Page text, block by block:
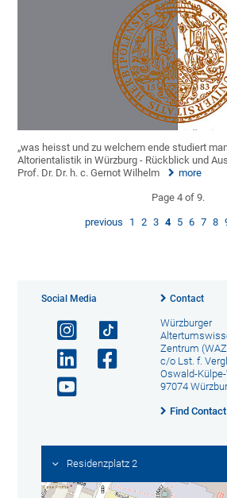
„was heisst und zu welchem ende studiert
Altorientalistik in Würzburg - Rückblick und
Prof. Dr. Dr. h. c. Gernot Wilhelm
more
Page 4 of 9.
previous 1 2 3 4 5 6 7 8
Social Media Contact
Würzburger
Zentrum
c/o Lst. f.
Oswald-
97074
Find Contact
Residenzplatz 2